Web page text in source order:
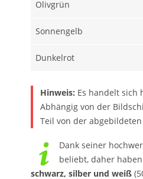
Olivgrün
Sonnengelb
Dunkelrot
Hinweis: Es handelt sich
Abhängig von der
Teil von der
Dank seiner
beliebt, daher
schwarz, silber und weiß